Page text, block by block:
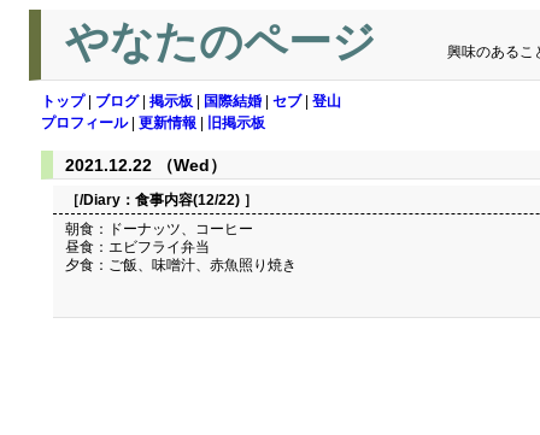
やなたのページ 興味のあるこ
トップ| ブログ| 掲示板 国際結婚 セブ| 登山
プロフィール| 更新情報 旧掲示板
2021.12.22 （Wed）
［/Diary： 食事内容(12/22) ］
朝食：ドーナッツ、コーヒー
昼食：エビフライ弁当
夕食：ご飯、味噌汁、赤魚照り焼き